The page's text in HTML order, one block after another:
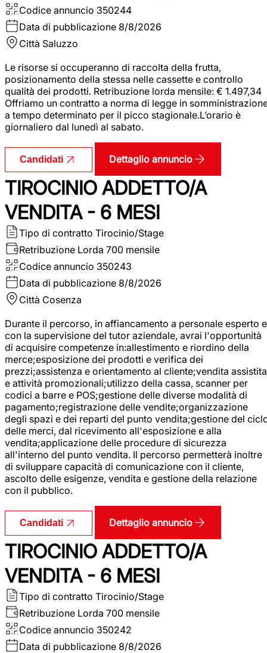
Codice annuncio 350244
Data di pubblicazione 8/8/2026
Città Saluzzo
Le risorse si occuperanno di raccolta della frutta,
posizionamento della stessa nelle cassette e controllo
qualità dei prodotti. Retribuzione lorda mensile: € 1.497,34
Offriamo un contratto a norma di legge in
a tempo determinato per il picco stagionale.L’orario è
giornaliero dal lunedì al sabato.
Candidati Dettaglio annuncio
TIROCINIO ADDETTO/A
VENDITA - 6 MESI
Tipo di contratto Tirocinio/Stage
Retribuzione Lorda 700 mensile
Codice annuncio 350243
Data di pubblicazione 8/8/2026
Città Cosenza
Durante il percorso, in affiancamento a personale esperto e
con la supervisione del tutor aziendale, avrai l'opportunità
di acquisire competenze in:allestimento e riordino della
merce;esposizione dei prodotti e verifica dei
prezzi;assistenza e orientamento al cliente;vendita assistita
e attività promozionali;utilizzo della cassa, scanner per
codici a barre e POS;gestione delle diverse modalità di
pagamento;registrazione delle vendite;organizzazione
degli spazi e dei reparti del punto vendita;gestione del
delle merci, dal ricevimento all'esposizione e alla
vendita;applicazione delle procedure di sicurezza
all'interno del punto vendita. Il percorso permetterà inoltre
di sviluppare capacità di comunicazione con il cliente,
ascolto delle esigenze, vendita e gestione della relazione
con il pubblico.
Candidati Dettaglio annuncio
TIROCINIO ADDETTO/A
VENDITA - 6 MESI
Tipo di contratto Tirocinio/Stage
Retribuzione Lorda 700 mensile
Codice annuncio 350242
Data di pubblicazione 8/8/2026